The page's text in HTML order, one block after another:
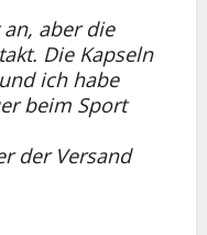
aber die
Die Kapseln
ich habe
beim Sport
der Versand